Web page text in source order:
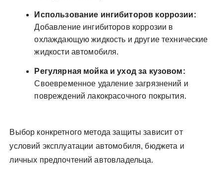
Использование ингибиторов коррозии:
Добавление ингибиторов коррозии в
охлаждающую жидкость и другие технические
жидкости автомобиля.
Регулярная мойка и уход за кузовом:
Своевременное удаление загрязнений и
повреждений лакокрасочного покрытия.
Выбор конкретного метода защиты зависит от
условий эксплуатации автомобиля, бюджета и
личных предпочтений автовладельца.